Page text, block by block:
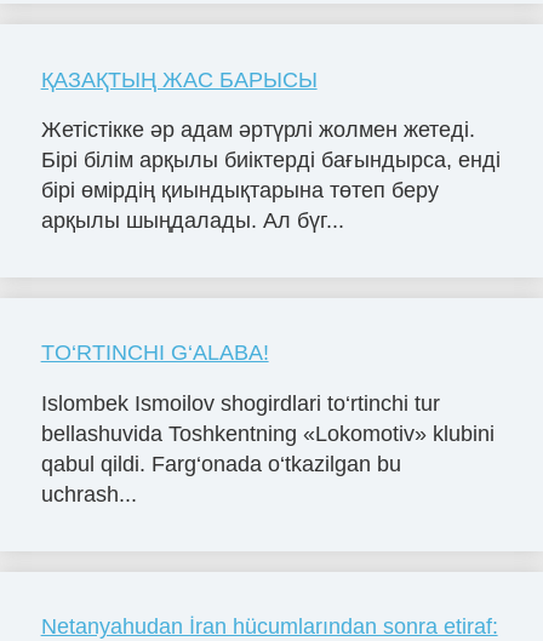
ҚАЗАҚТЫҢ ЖАС БАРЫСЫ
Жетістікке әр адам әртүрлі жолмен жетеді.
Бірі білім арқылы биіктерді бағындырса, енді
бірі өмірдің қиындықтарына төтеп беру
арқылы шыңдалады. Ал бүг...
TO‘RTINCHI G‘ALABA!
Islombek Ismoilov shogirdlari to‘rtinchi tur
bellashuvida Toshkentning «Lokomotiv» klubini
qabul qildi. Farg‘onada o‘tkazilgan bu
uchrash...
Netanyahudan İran hücumlarından sonra etiraf: